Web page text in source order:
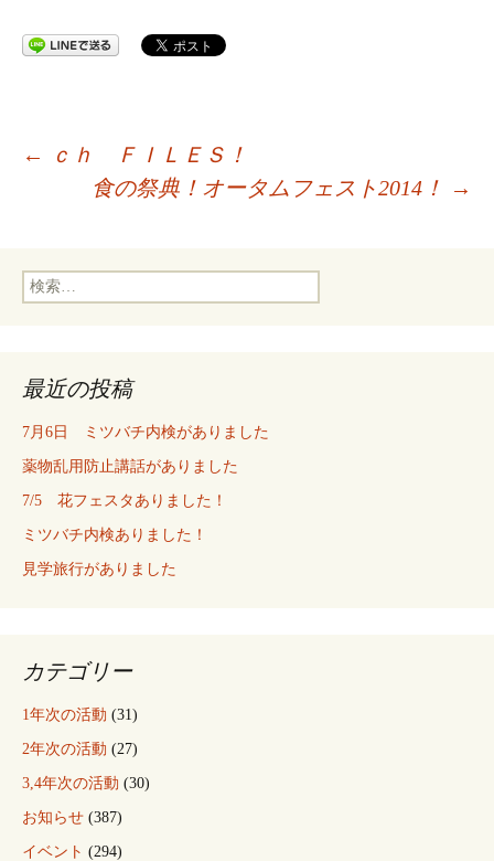
投
ナ
ビ
ゲ
ー
シ
ョ
ン
←
ｃｈ ＦＩＬＥＳ！
食の祭典！オータムフェスト2014！
→
検
索:
最近の投稿
7月6日 ミツバチ内検がありました
薬物乱用防止講話がありました
7/5 花フェスタありました！
ミツバチ内検ありました！
見学旅行がありました
カテゴリー
1年次の活動 (31)
2年次の活動 (27)
3,4年次の活動 (30)
お知らせ (387)
イベント (294)